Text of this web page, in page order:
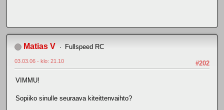
Matias V Fullspeed RC
#202
03.03.06 - klo: 21.10
VIMMU!
Sopiiko sinulle seuraava kiteittenvaihto?